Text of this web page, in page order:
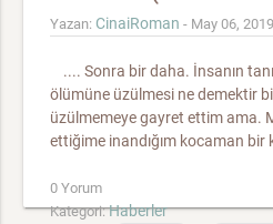
Yazan: CinaiRoman - May 06,
.... Sonra bir daha. İnsanın
ölümüne üzülmesi ne demektir
üzülmemeye gayret ettim ama.
ettiğime inandığım kocaman bir
0 Yorum
Kategori:Haberler